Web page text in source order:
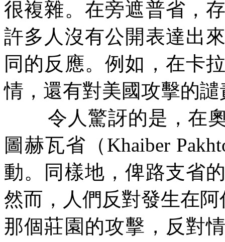
很複雜。在旁遮普省，
許多人沒有公開表達出
同的反應。例如，在卡
情，還有對美國攻擊的譴
令人驚訝的是，在
圖赫瓦省（ Khaiber
動。同樣地，俾路支省
然而，人們反對發生在
那個莊園的攻擊，反對